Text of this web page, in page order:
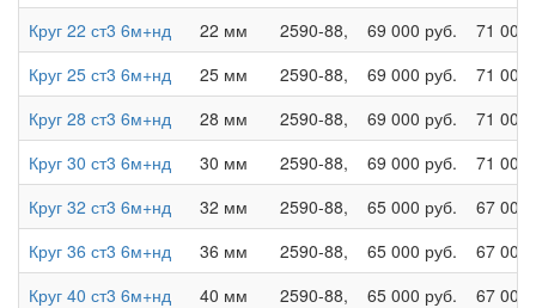
Круг 22 ст3 6м+нд
22 мм 2590-88, 69 000 руб.
71 000
Круг 25 ст3 6м+нд
25 мм 2590-88, 69 000 руб.
71 000
Круг 28 ст3 6м+нд
28 мм 2590-88, 69 000 руб.
71 000
Круг 30 ст3 6м+нд
30 мм 2590-88, 69 000 руб.
71 000
Круг 32 ст3 6м+нд
32 мм 2590-88, 65 000 руб.
67 000
Круг 36 ст3 6м+нд
36 мм 2590-88, 65 000 руб.
67 000
Круг 40 ст3 6м+нд
40 мм 2590-88, 65 000 руб.
67 000